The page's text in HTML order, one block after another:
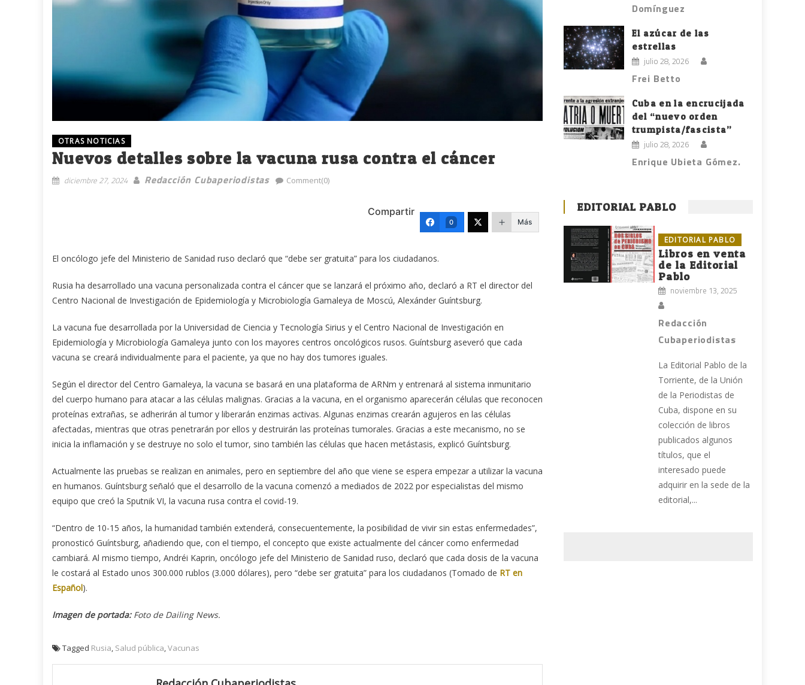
OTRAS NOTICIAS
Nuevos detalles sobre la vacuna rusa contra el cáncer
diciembre 27, 2024 Redacción Cubaperiodistas Comment(0)
Compartir
0 Más
El oncólogo jefe del Ministerio de Sanidad ruso declaró que “debe ser gratuita” para los ciudadanos.
Rusia ha desarrollado una vacuna personalizada contra el cáncer que se lanzará el próximo año, declaró a RT el director del
Centro Nacional de Investigación de Epidemiología y Microbiología Gamaleya de Moscú, Alexánder Guíntsburg.
La vacuna fue desarrollada por la Universidad de Ciencia y Tecnología Sirius y el Centro Nacional de Investigación en
Epidemiología y Microbiología Gamaleya junto con los mayores centros oncológicos rusos. Guíntsburg aseveró que cada
vacuna se creará individualmente para el paciente, ya que no hay dos tumores iguales.
Según el director del Centro Gamaleya, la vacuna se basará en una plataforma de ARNm y entrenará al sistema inmunitario
del cuerpo humano para atacar a las células malignas. Gracias a la vacuna, en el organismo aparecerán células que reconocen
proteínas extrañas, se adherirán al tumor y liberarán enzimas activas. Algunas enzimas crearán agujeros en las células
afectadas, mientras que otras penetrarán por ellos y destruirán las proteínas tumorales. Gracias a este mecanismo, no se
inicia la inflamación y se destruye no solo el tumor, sino también las células que hacen metástasis, explicó Guíntsburg.
Actualmente las pruebas se realizan en animales, pero en septiembre del año que viene se espera empezar a utilizar la vacuna
en humanos. Guíntsburg señaló que el desarrollo de la vacuna comenzó a mediados de 2022 por especialistas del mismo
equipo que creó la Sputnik VI, la vacuna rusa contra el covid-19.
“Dentro de 10-15 años, la humanidad también extenderá, consecuentemente, la posibilidad de vivir sin estas enfermedades”,
pronosticó Guíntsburg, añadiendo que, con el tiempo, el concepto que existe actualmente del cáncer como enfermedad
cambiará. Al mismo tiempo, Andréi Kaprin, oncólogo jefe del Ministerio de Sanidad ruso, declaró que cada dosis de la vacuna
le costará al Estado unos 300.000 rublos (3.000 dólares), pero “debe ser gratuita” para los ciudadanos (Tomado de RT en
Español).
Imagen de portada:Foto de Dailing News.
Tagged Rusia Salud pública Vacunas
Domínguez
El azúcar de las
estrellas
julio 28, 2026
Frei Betto
Cuba en la encrucijada
del “nuevo orden
trumpista/fascista”
julio 28, 2026
Enrique Ubieta Gómez.
EDITORIAL PABLO
EDITORIAL PABLO
Libros en venta
de la Editorial
Pablo
noviembre 13, 2025
Redacción
Cubaperiodistas
La Editorial Pablo de la
Torriente, de la Unión
de la Periodistas de
Cuba, dispone en su
colección de libros
publicados algunos
títulos, que el
interesado puede
adquirir en la sede de la
editorial,...